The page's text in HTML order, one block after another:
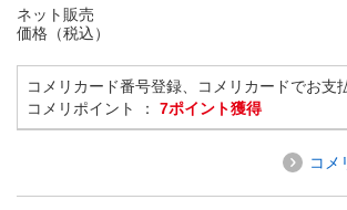
ネット販売
価格（税込）
コメリカード番号登録、コメリカードでお支
コメリポイント ： 7ポイント獲得
コメ